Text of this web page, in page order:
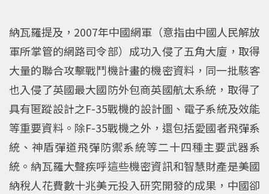
納瓦羅提及，2007年中國網軍（意指由中國人民解放
軍所掌管的網路司令部）成功入侵了五角大廈，取得
大量的聯合攻擊戰鬥機計畫的機密資料，同一批駭客
也入侵了英國最大國防外包商英國航太系統，取得了
具有匿蹤設計之F-35戰機的設計圖、電子系統及效能
等重要資料。除F-35戰機之外，還包括愛國者飛彈系
統、神盾彈道飛彈防禦系統等二十四種主要武器系
統。納瓦羅大聲疾呼這些機密資訊和智慧財產是美國
納稅人花費數十兆美元投入研究開發的成果，中國卻